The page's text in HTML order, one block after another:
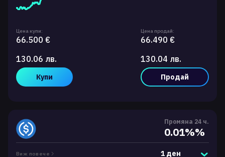
Цена купи:
66.500 €
130.06 лв.
Купи
Цена продай:
66.490 €
130.04 лв.
Продай
Промяна 24 ч.
0.01%%
Виж повече 1 ден